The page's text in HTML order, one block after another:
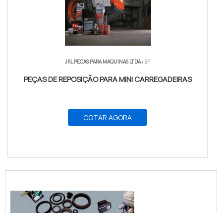
JRL PECAS PARA MAQUINAS LTDA/ SP
PEÇAS DE REPOSIÇÃO PARA MINI CARREGADEIRAS
COTAR AGORA